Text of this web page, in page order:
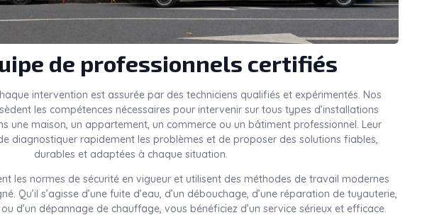
de professionnels certifiés
intervention est assurée par des techniciens qualifiés et expérimentés. Nos
les compétences nécessaires pour intervenir sur tous types d’installations
une maison, un appartement, un commerce ou un bâtiment professionnel. Leur
diagnostiquer rapidement les problèmes et de proposer des solutions fiables,
durables et adaptées à chaque situation.
les normes de sécurité en vigueur et utilisent des méthodes de travail modernes
Qu’il s’agisse d’une fuite d’eau, d’un débouchage, d’une réparation de tuyauterie,
d’un dépannage de chauffage, vous bénéficiez d’un service sérieux et efficace.